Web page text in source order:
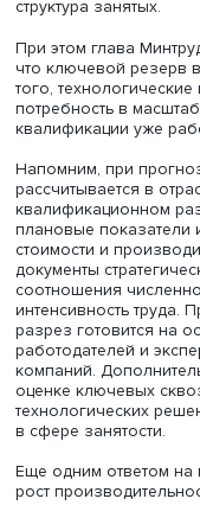
образования. Если
прошлым
рабочие, средний
высшей
специалисты,
потребность – в
образованием», –
По словам главы
отраслями
производство,
также
занятых
здравоохранения и
индустрии. Была
структура занятых.
что ключевой
того,